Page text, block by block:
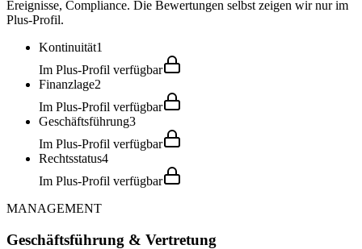
Ereignisse, Compliance. Die Bewertungen selbst zeigen wir nur im
Plus-Profil.
Kontinuität1
Im Plus-Profil verfügbar
Finanzlage2
Im Plus-Profil verfügbar
Geschäftsführung3
Im Plus-Profil verfügbar
Rechtsstatus4
Im Plus-Profil verfügbar
MANAGEMENT
Geschäftsführung & Vertretung